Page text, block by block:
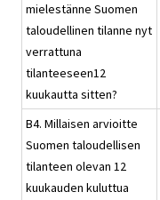
mielestänne Suomen
taloudellinen tilanne nyt
verrattuna
tilanteeseen12
kuukautta sitten?
B4. Millaisen arvioitte
Suomen taloudellisen
tilanteen olevan 12
kuukauden kuluttua